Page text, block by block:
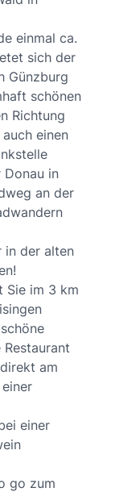
einmal ca.
sich der
Günzburg
schönen
Richtung
einen
Donau in
an der
in der alten
Sie im 3 km
Restaurant
am
einer
go zum